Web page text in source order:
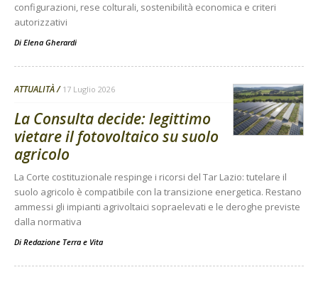
configurazioni, rese colturali, sostenibilità economica e criteri
autorizzativi
Di Elena Gherardi
ATTUALITÀ 17 Luglio 2026
La Consulta decide: legittimo
vietare il fotovoltaico su suolo
agricolo
La Corte costituzionale respinge i ricorsi del Tar Lazio: tutelare il
suolo agricolo è compatibile con la transizione energetica. Restano
ammessi gli impianti agrivoltaici sopraelevati e le deroghe previste
dalla normativa
Di Redazione Terra e Vita